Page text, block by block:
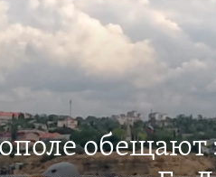
обещают